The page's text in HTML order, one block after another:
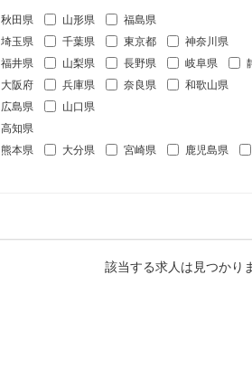
秋田県 山形県
福島県
埼玉県 千葉県 東京都
神奈川県
福井県 山梨県 長野県 岐阜県
大阪府 兵庫県 奈良県
和歌山県
広島県
山口県
高知県
熊本県 大分県 宮崎県 鹿児島県
該当する求人は見つかり